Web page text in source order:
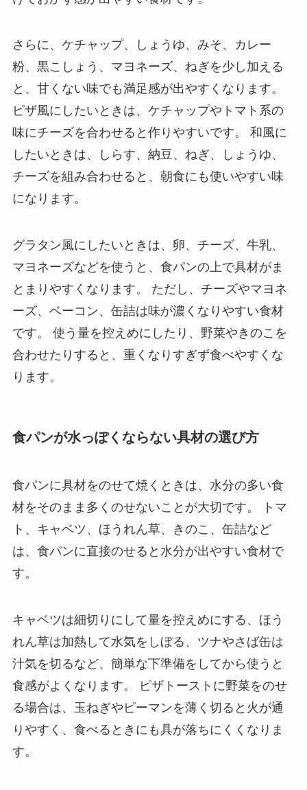
さらに、ケチャップ、しょうゆ、みそ、カレー
粉、黒こしょう、マヨネーズ、ねぎを少し加える
と、甘くない味でも満足感が出やすくなります。
ピザ風にしたいときは、ケチャップやトマト系の
味にチーズを合わせると作りやすいです。 和風に
したいときは、しらす、納豆、ねぎ、しょうゆ、
チーズを組み合わせると、朝食にも使いやすい味
になります。
グラタン風にしたいときは、卵、チーズ、牛乳、
マヨネーズなどを使うと、食パンの上で具材がま
とまりやすくなります。 ただし、チーズやマヨネ
ーズ、ベーコン、缶詰は味が濃くなりやすい食材
です。 使う量を控えめにしたり、野菜やきのこを
合わせたりすると、重くなりすぎず食べやすくな
ります。
食パンが水っぽくならない具材の選び方
食パンに具材をのせて焼くときは、水分の多い食
材をそのまま多くのせないことが大切です。 トマ
ト、キャベツ、ほうれん草、きのこ、缶詰など
は、食パンに直接のせると水分が出やすい食材で
す。
キャベツは細切りにして量を控えめにする、ほう
れん草は加熱して水気をしぼる、ツナやさば缶は
汁気を切るなど、簡単な下準備をしてから使うと
食感がよくなります。 ピザトーストに野菜をのせ
る場合は、玉ねぎやピーマンを薄く切ると火が通
りやすく、食べるときにも具が落ちにくくなりま
す。